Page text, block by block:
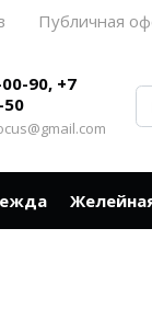
Публичная
90, +7
50